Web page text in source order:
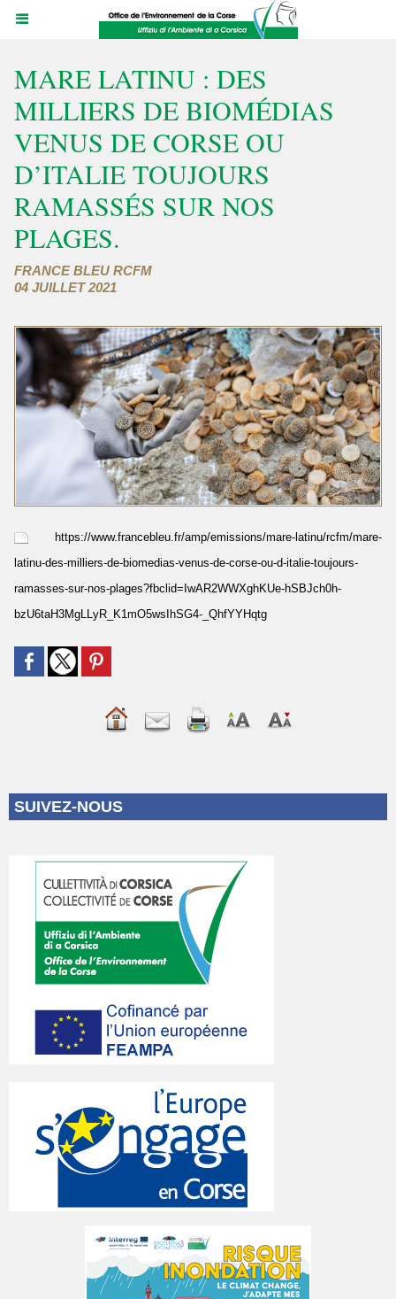
MARE LATINU : DES
MILLIERS DE BIOMÉDIAS
VENUS DE CORSE OU
D’ITALIE TOUJOURS
RAMASSÉS SUR NOS
PLAGES.
FRANCE BLEU RCFM
04 JUILLET 2021
https://www.francebleu.fr/amp/emissions/mare-latinu/rcfm/mare-
latinu-des-milliers-de-biomedias-venus-de-corse-ou-d-italie-toujours-
ramasses-sur-nos-plages?fbclid=IwAR2WWXghKUe-hSBJch0h-
bzU6taH3MgLLyR_K1mO5wsIhSG4-_QhfYYHqtg
SUIVEZ-NOUS